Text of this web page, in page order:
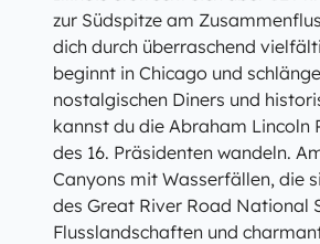
zur Südspitze am
dich durch überraschend
beginnt in Chicago und
nostalgischen Diners und
kannst du die Abraham Lincoln
des 16. Präsidenten wandeln.
Canyons mit Wasserfällen, die
des Great River Road National
Flusslandschaften und